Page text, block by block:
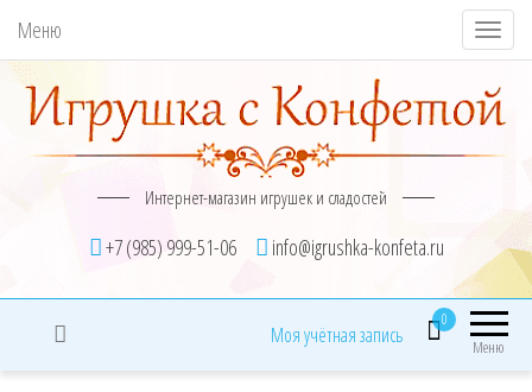
Меню
П
о
к
ь
/
С
Интернет-магазин игрушек и сладостей
+7 (985) 999-51-06 info@igrushka-konfeta.ru
Меню
0
Моя учётная запись